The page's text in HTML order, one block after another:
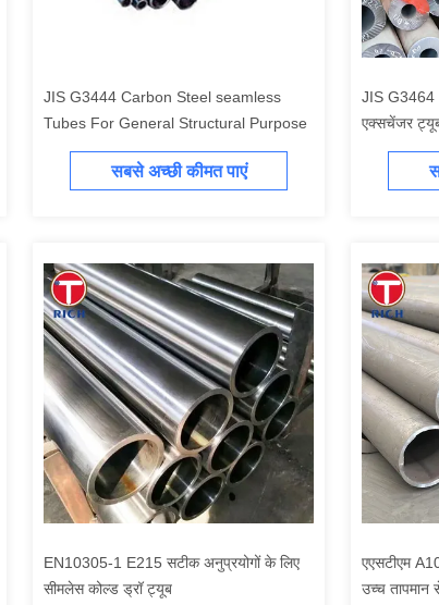
JIS G3444 Carbon Steel seamless
Tubes For General Structural Purpose
सबसे अच्छी कीमत पाएं
JIS G3464
एक्सचेंजर ट्यूब
EN10305-1 E215 सटीक अनुप्रयोगों के लिए
सीमलेस कोल्ड ड्रॉ ट्यूब
एएसटीएम
उच्च तापमान